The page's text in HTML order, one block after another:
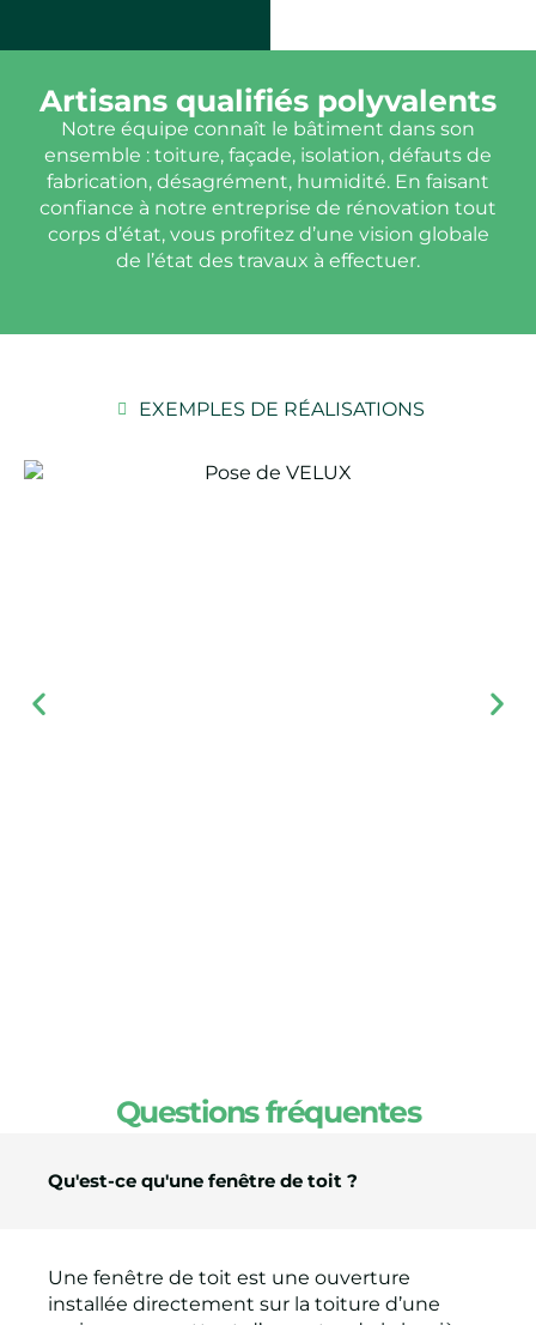
Artisans qualifiés polyvalents
Notre équipe connaît le bâtiment dans son
ensemble : toiture, façade, isolation, défauts de
fabrication, désagrément, humidité. En faisant
confiance à notre entreprise de rénovation tout
corps d’état, vous profitez d’une vision globale
de l’état des travaux à effectuer.
EXEMPLES DE RÉALISATIONS
Questions fréquentes
Qu'est-ce qu'une fenêtre de toit ?
Une fenêtre de toit est une ouverture
installée directement sur la toiture d’une